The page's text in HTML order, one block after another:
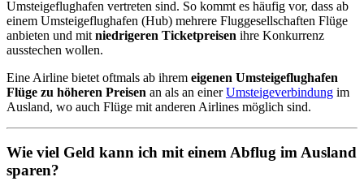
Umsteigeflughafen vertreten sind. So kommt es häufig vor, dass ab
einem Umsteigeflughafen (Hub) mehrere Fluggesellschaften Flüge
anbieten und mit niedrigeren Ticketpreisen ihre Konkurrenz
ausstechen wollen.
Eine Airline bietet oftmals ab ihrem eigenen Umsteigeflughafen
Flüge zu höheren Preisen an als an einerUmsteigeverbindung im
Ausland, wo auch Flüge mit anderen Airlines möglich sind.
Wie viel Geld kann ich mit einem Abflug im Ausland
sparen?